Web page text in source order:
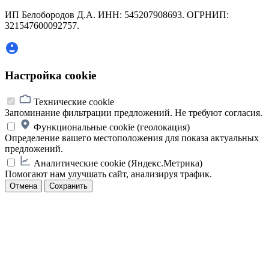
ИП Белобородов Д.А. ИНН: 545207908693. ОГРНИП:
321547600092757.
Настройка cookie
Технические cookie
Запоминание фильтрации предложений. Не требуют согласия.
Функциональные cookie (геолокация)
Определение вашего местоположения для показа актуальных
предложений.
Аналитические cookie (Яндекс.Метрика)
Помогают нам улучшать сайт, анализируя трафик.
Отмена Сохранить